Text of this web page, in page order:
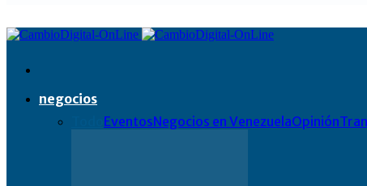
negocios
EventosNegocios en VenezuelaOpinión